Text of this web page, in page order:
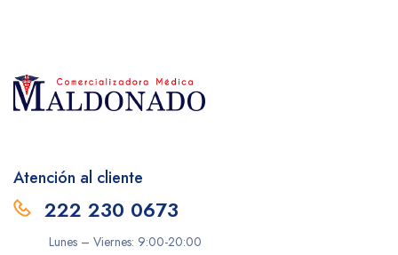
Atención al cliente
222 230 0673
Lunes – Viernes: 9:00-20:00